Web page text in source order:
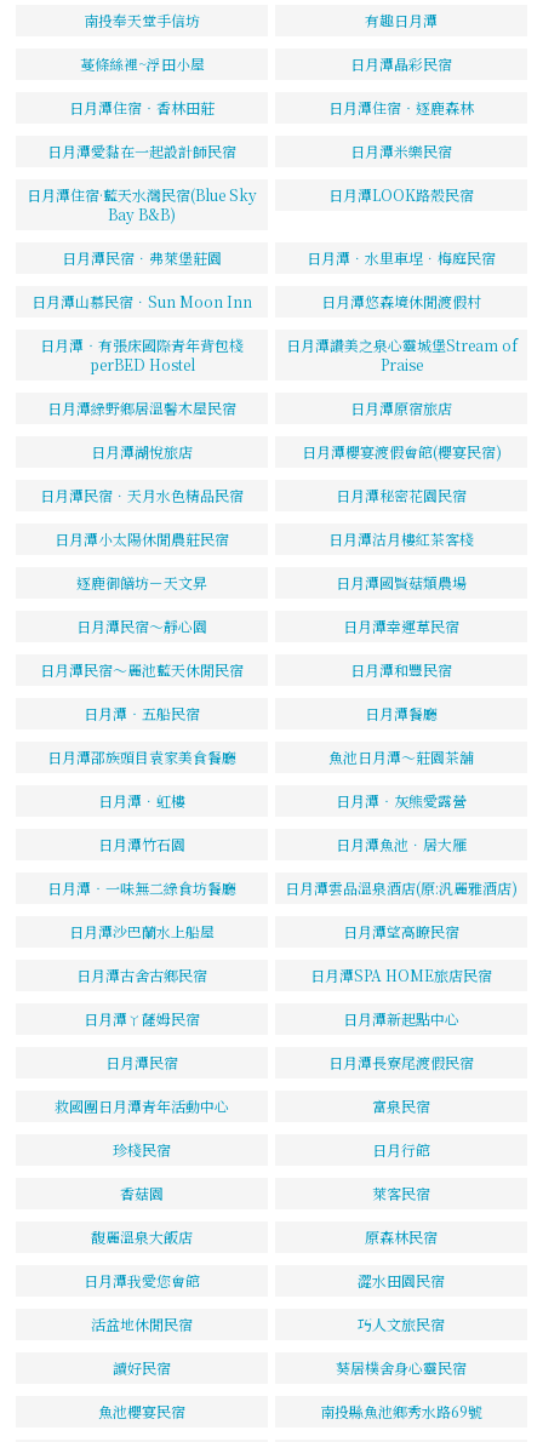
南投奉天堂手信坊 有趣日月潭
蔓條絲裡~浮田小屋 日月潭晶彩民宿
日月潭住宿‧香林田莊 日月潭住宿‧逐鹿森林
日月潭愛黏在一起設計師民宿 日月潭米樂民宿
日月潭住宿·藍天水灣民宿(Blue Sky
Bay B&B)
日月潭LOOK路殼民宿
日月潭民宿．弗萊堡莊園 日月潭．水里車埕．梅庭民宿
日月潭山慕民宿．Sun Moon Inn 日月潭悠森境休閒渡假村
日月潭‧有張床國際青年背包棧
perBED Hostel
日月潭讚美之泉心靈城堡Stream of
Praise
日月潭綠野鄉居溫馨木屋民宿 日月潭原宿旅店
日月潭湖悅旅店 日月潭櫻宴渡假會館(櫻宴民宿)
日月潭民宿．天月水色精品民宿 日月潭秘密花園民宿
日月潭小太陽休閒農莊民宿 日月潭沽月樓紅茶客棧
逐鹿御饍坊－天文昇 日月潭國賢菇類農場
日月潭民宿～靜心園 日月潭幸運草民宿
日月潭民宿～麗池藍天休閒民宿 日月潭和豐民宿
日月潭‧五船民宿 日月潭餐廳
日月潭邵族頭目袁家美食餐廳 魚池日月潭～莊園茶舖
日月潭．虹樓 日月潭‧灰熊愛露營
日月潭竹石園 日月潭魚池．居大雁
日月潭‧一味無二綠食坊餐廳 日月潭雲品溫泉酒店(原:汎麗雅酒店)
日月潭沙巴蘭水上船屋 日月潭望高瞭民宿
日月潭古舍古鄉民宿 日月潭SPA HOME旅店民宿
日月潭ㄚ薩姆民宿 日月潭新起點中心
日月潭民宿 日月潭長寮尾渡假民宿
救國團日月潭青年活動中心 富泉民宿
珍棧民宿 日月行館
香菇園 萊客民宿
馥麗溫泉大飯店 原森林民宿
日月潭我愛您會館 澀水田園民宿
活盆地休閒民宿 巧人文旅民宿
讀好民宿 葵居樸舍身心靈民宿
魚池櫻宴民宿 南投縣魚池鄉秀水路69號